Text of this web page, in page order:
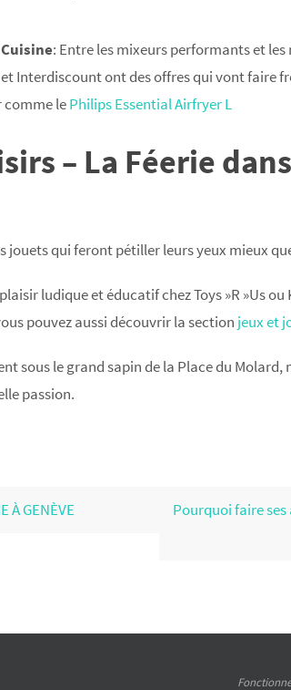
: Entre les mixeurs performants et
Interdiscount ont des offres qui vont faire
comme lePhilips Essential Airfryer L
– La Féerie
jouets qui feront pétiller leurs yeux mieux
ludique et éducatif chez Toys »R »Us
pouvez aussi découvrir la section jeux et
sous le grand sapin de la Place du
passion.
À GENÈVE Pourquoi faire